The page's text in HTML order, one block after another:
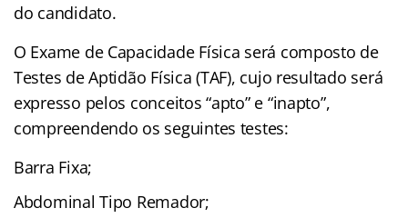
do candidato.
O Exame de Capacidade Física será composto de
Testes de Aptidão Física (TAF), cujo resultado será
expresso pelos conceitos “apto” e “inapto”,
compreendendo os seguintes testes:
Barra Fixa;
Abdominal Tipo Remador;